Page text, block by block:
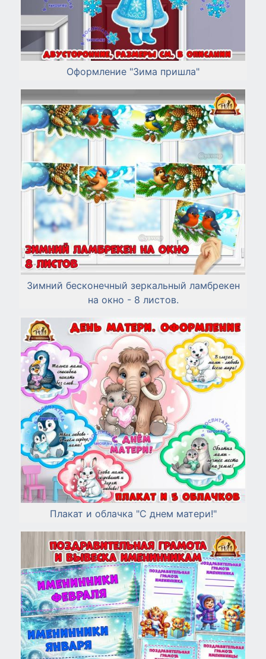
Оформление "Зима пришла"
Зимний бесконечный зеркальный ламбрекен
на окно - 8 листов.
Плакат и облачка "С днем матери!"